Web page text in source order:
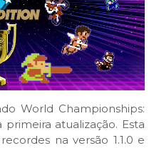
World Championships:
atualização. Esta
na versão 1.1.0 e